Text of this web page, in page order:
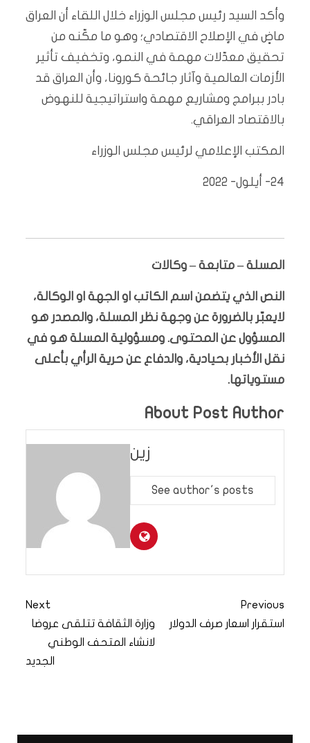
وأكد السيد رئيس مجلس الوزراء خلال اللقاء أن العراق
ماضٍ في الإصلاح الاقتصادي؛ وهو ما مكّنه من
تحقيق معدّلات مهمة في النمو، وتخفيف تأثير
الأزمات العالمية وآثار جائحة كورونا، وأن العراق قد
بادر ببرامج ومشاريع مهمة واستراتيجية للنهوض
بالاقتصاد العراقي.
المكتب الإعلامي لرئيس مجلس الوزراء
24- أيلول- 2022
المسلة – متابعة – وكالات
النص الذي يتضمن اسم الكاتب او الجهة او الوكالة،
لايعبّر بالضرورة عن وجهة نظر المسلة، والمصدر هو
المسؤول عن المحتوى. ومسؤولية المسلة هو في
نقل الأخبار بحيادية، والدفاع عن حرية الرأي بأعلى
مستوياتها.
About Post Author
زين
See author's posts
Previous
استقرار اسعار صرف الدولار
Next
وزارة الثقافة تتلقى عروضا
لانشاء المتحف الوطني
الجديد